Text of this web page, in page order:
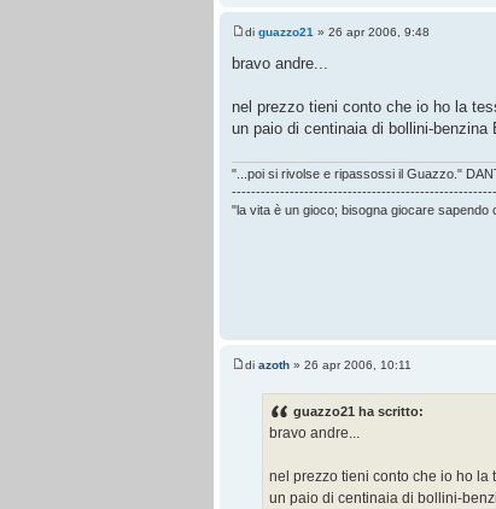
di guazzo21 » 26 apr 2006, 9:48
bravo andre...
nel prezzo tieni conto che io ho la
un paio di centinaia di bollini-benzina
"...poi si rivolse e ripassossi il Guazzo."
"la vita è un gioco; bisogna giocare
di azoth » 26 apr 2006, 10:11
guazzo21 ha scritto:
bravo andre...
nel prezzo tieni conto che io ho la
un paio di centinaia di bollini-